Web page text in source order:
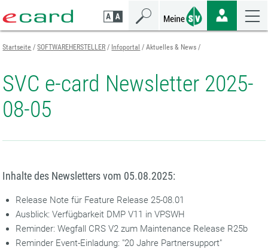
Seiteninhalt
springen
Navigation
springen
Mobilen
Navigation
springen
Startseite SOFTWAREHERSTELLER Infoportal Aktuelles & News
SVC e-card Newsletter 2025-
08-05
Inhalte des Newsletters vom 05.08.2025:
Release Note für Feature Release 25-08.01
Ausblick: Verfügbarkeit DMP V11 in VPSWH
Reminder: Wegfall CRS V2 zum Maintenance Release R25b
Reminder Event-Einladung: "20 Jahre Partnersupport"